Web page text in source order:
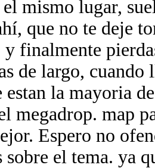
el mismo lugar,
que no te deje
finalmente
de largo,
estan la mayoria
megadrop. map
Espero no
sobre el tema. ya